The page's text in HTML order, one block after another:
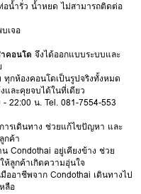
อน้ำรั่ว น้ำหยด ไม่สามารถติดต่อ
เจอ
คอนโด จึงได้ออกแบบระบบและ
กห้องคอนโดเป็นรูปจริงทั้งหมด
และคุยจบได้ในที่เดียว
22:00 น. Tel. 081-7554-553
รเดินทาง ช่วยแก้ไขปัญหา และ
กค้า
Condothai อยู่เคียงข้าง ช่วย
ลูกค้าเกิดความอุ่นใจ
ออาชีพจาก Condothai เดินทางไป
ลือ